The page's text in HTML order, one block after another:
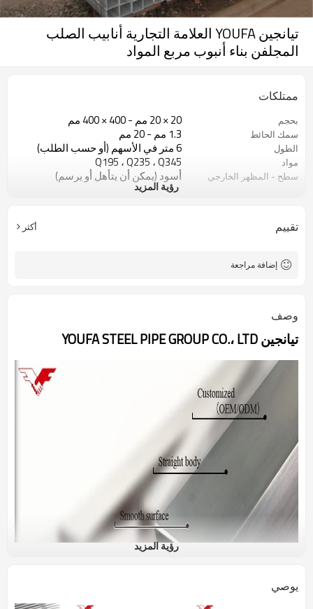
تيانجين YOUFA العلامة التجارية أنابيب الصلب
المجلفن بناء أنبوب مربع المواد
ممتلكات
بحجم 20 × 20 مم - 400 × 400 مم
سمك الحائط 1.3 مم - 20 مم
الطول 6 متر في الأسهم (أو حسب الطلب)
مواد Q195 ، Q235 ، Q345
سطح - المظهر الخارجي أسود (يمكن أن يتأهل أو يرسم)
في حزم مع حزمة التصدير البلاستيكية
السعة الإنتاجية
رؤية المزيد
تقييم أكثر
إضافة مراجعة
وصف
تيانجين YOUFA STEEL PIPE GROUP CO.، LTD
رؤية المزيد
يوصي